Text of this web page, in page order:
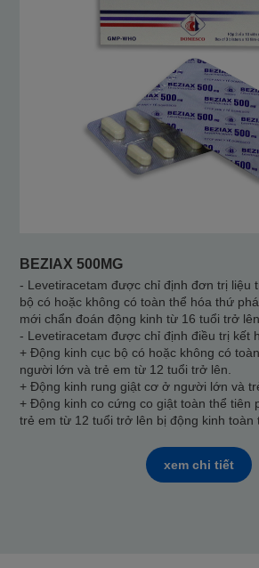
BEZIAX 500MG
- Levetiracetam được chỉ định đơn trị liệu
bộ có hoặc không có toàn thể hóa thứ
mới chẩn đoán động kinh từ 16 tuổi trở lên.
- Levetiracetam được chỉ định điều trị kết
+ Động kinh cục bộ có hoặc không có
người lớn và trẻ em từ 12 tuổi trở lên.
+ Động kinh rung giật cơ ở người lớn và
+ Động kinh co cứng co giật toàn thể tiên
trẻ em từ 12 tuổi trở lên bị động kinh toàn
xem chi tiết